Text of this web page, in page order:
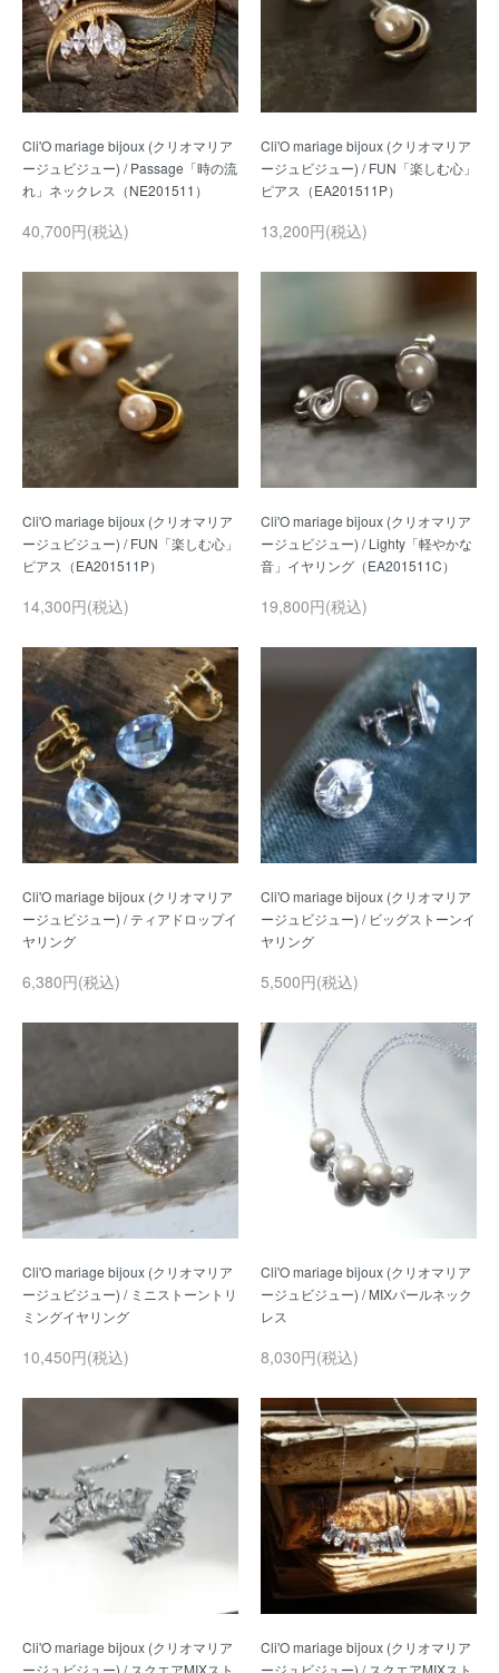
Cli'O mariage bijoux (クリオマリア
ージュビジュー) / Passage「時の流
40,700円(税込)
Cli'O mariage bijoux (クリオマリア
ージュビジュー) / FUN「楽しむ心」
13,200円(税込)
Cli'O mariage bijoux (クリオマリア
ージュビジュー) / FUN「楽しむ心」
14,300円(税込)
Cli'O mariage bijoux (クリオマリア
ージュビジュー) / Lighty「軽やかな
19,800円(税込)
Cli'O mariage bijoux (クリオマリア
ージュビジュー) / ティアドロップイ
6,380円(税込)
Cli'O mariage bijoux (クリオマリア
ージュビジュー) / ビッグストーンイ
5,500円(税込)
Cli'O mariage bijoux (クリオマリア
ージュビジュー) / ミニストーントリ
10,450円(税込)
Cli'O mariage bijoux (クリオマリア
ージュビジュー) / MIXパールネック
8,030円(税込)
Cli'O mariage bijoux (クリオマリア
ージュビジュー) / スクエアMIXスト
Cli'O mariage bijoux (クリオマリア
ージュビジュー) / スクエアMIXスト